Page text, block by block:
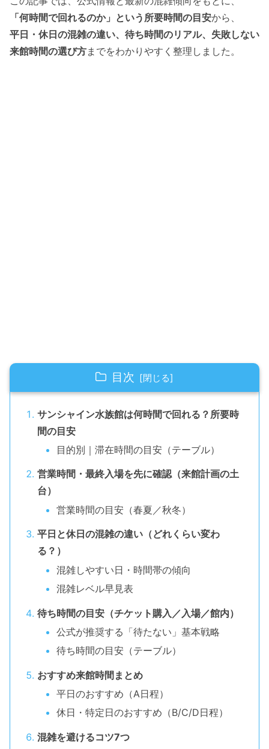
「何時間で回れるのか」という所要時間の目安から、
平日・休日の混雑の違い、待ち時間のリアル、失敗しない
来館時間の選び方までをわかりやすく整理しました。
目次
サンシャイン水族館は何時間で回れる？所要時
間の目安
目的別｜滞在時間の目安（テーブル）
営業時間・最終入場を先に確認（来館計画の土
台）
営業時間の目安（春夏／秋冬）
平日と休日の混雑の違い（どれくらい変わ
る？）
混雑しやすい日・時間帯の傾向
混雑レベル早見表
待ち時間の目安（チケット購入／入場／館内）
公式が推奨する「待たない」基本戦略
待ち時間の目安（テーブル）
おすすめ来館時間まとめ
平日のおすすめ（A日程）
休日・特定日のおすすめ（B/C/D日程）
混雑を避けるコツ7つ